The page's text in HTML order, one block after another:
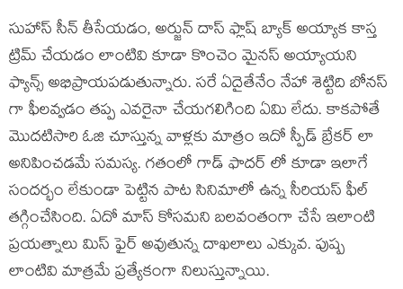
సుహాస్ సీన్ తీసేయడం, అర్జున్ దాస్ ఫ్లాష్ బ్యాక్ అయ్యాక కాస్త
ట్రిమ్ చేయడం లాంటివి కూడా కొంచెం మైనస్ అయ్యాయని
ఫ్యాన్స్ అభిప్రాయపడుతున్నారు. సరే ఏదైతేనేం నేహా శెట్టిది బోనస్
గా ఫీలవ్వడం తప్ప ఎవరైనా చేయగలిగింది ఏమి లేదు. కాకపోతే
మొదటిసారి ఓజి చూస్తున్న వాళ్లకు మాత్రం ఇదో స్పీడ్ బ్రేకర్ లా
అనిపించడమే సమస్య. గతంలో గాడ్ ఫాదర్ లో కూడా ఇలాగే
సందర్భం లేకుండా పెట్టిన పాట సినిమాలో ఉన్న సీరియస్ ఫీల్
తగ్గించేసింది. ఏదో మాస్ కోసమని బలవంతంగా చేసే ఇలాంటి
ప్రయత్నాలు మిస్ ఫైర్ అవుతున్న దాఖలాలు ఎక్కువ. పుష్ప
లాంటివి మాత్రమే ప్రత్యేకంగా నిలుస్తున్నాయి.